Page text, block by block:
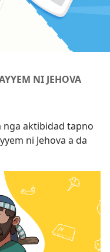
NI JEHOVA
nga aktibidad tapno
ni Jehova a da